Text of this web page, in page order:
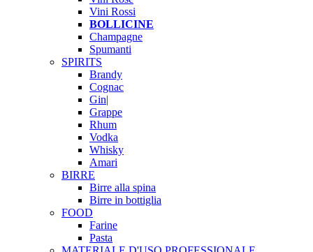
Vini Rossi
BOLLICINE
Champagne
Spumanti
SPIRITS
Brandy
Cognac
Gin|
Grappe
Rhum
Vodka
Whisky
Amari
BIRRE
Birre alla spina
Birre in bottiglia
FOOD
Farine
Pasta